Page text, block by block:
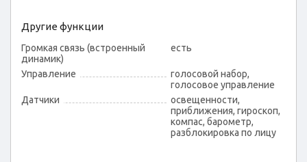
Другие функции
Громкая связь (встроенный
динамик)
есть
Управление
голосовой набор,
голосовое управление
Датчики
освещенности,
приближения, гироскоп,
компас, барометр,
разблокировка по лицу